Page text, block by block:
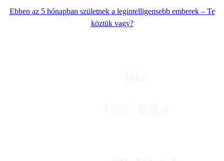
Ebben az 5 hónapban születnek a legintelligensebb emberek – Te
köztük vagy?